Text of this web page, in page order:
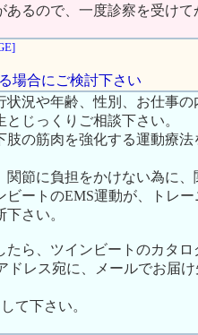
あるので、一度診察を受け
場合にご検討下さい
状況や年齢、性別、お仕事
じっくりご相談下さい。
肢の筋肉を強化する運動療
関節に負担をかけない為に
ビートのEMS運動が、トレ
さい。
たら、ツインビートのカタ
ドレス宛に、メールでお届
て下さい。